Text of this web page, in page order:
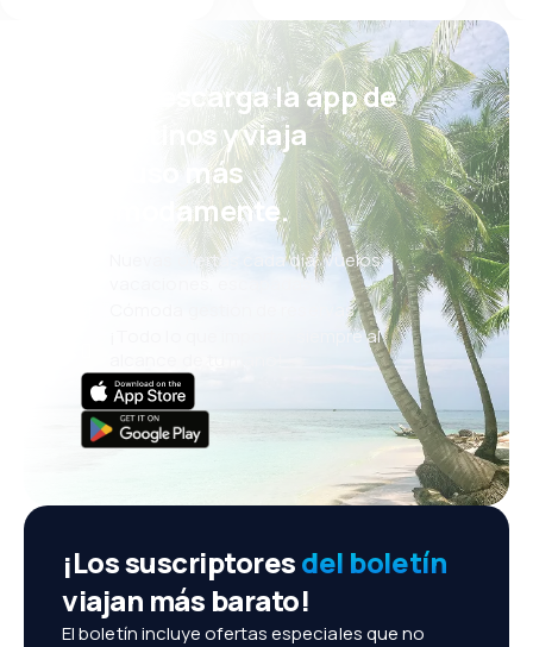
¡Eh! Descarga la app de
eDestinos y viaja
incluso más
cómodamente.
Nuevas ofertas cada día: vuelos,
vacaciones, escapadas
Cómoda gestión de reservas
¡Todo lo que importa, siempre al
¡Los suscriptoresdel boletín
viajan más barato!
El boletín incluye ofertas especiales que no